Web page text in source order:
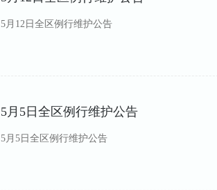
5月12日全区例行维护公告
5月5日全区例行维护公告
5月5日全区例行维护公告